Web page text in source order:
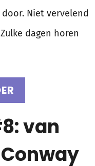
Niet vervelend
dagen horen
van